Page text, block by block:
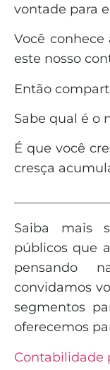
vontade para
Você
este nosso
Então
Sabe qual é o
É que você
cresça
Saiba mais
públicos que
pensando
convidamos
segmentos
oferecemos
Contabilidade